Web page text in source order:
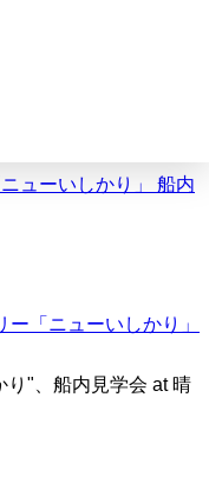
ューいしかり」 船内
「ニューいしかり」
り"、船内見学会 at 晴